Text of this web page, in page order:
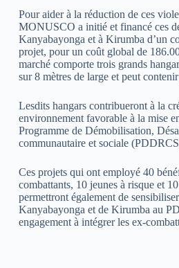
Pour aider à la réduction de ces
MONUSCO a initié et financé ces
Kanyabayonga et à Kirumba d’un
projet, pour un coût global de
marché comporte trois grands
sur 8 mètres de large et peut
Lesdits hangars contribueront à la
environnement favorable à la mise
Programme de Démobilisation,
communautaire et sociale
Ces projets qui ont employé 40
combattants, 10 jeunes à risque et
permettront également de
Kanyabayonga et de Kirumba au
engagement à intégrer les ex-